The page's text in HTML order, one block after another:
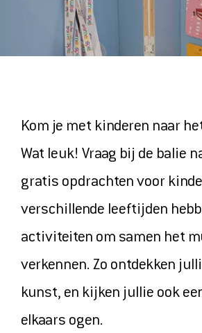
ONTDEK
ONZE FAVORIETEN
COLLECTIE
Kom je met kinderen naar
Wat leuk! Vraag bij de balie
gratis opdrachten voor
verschillende leeftijden
activiteiten om samen het
verkennen. Zo ontdekken
kunst, en kijken jullie ook
elkaars ogen.